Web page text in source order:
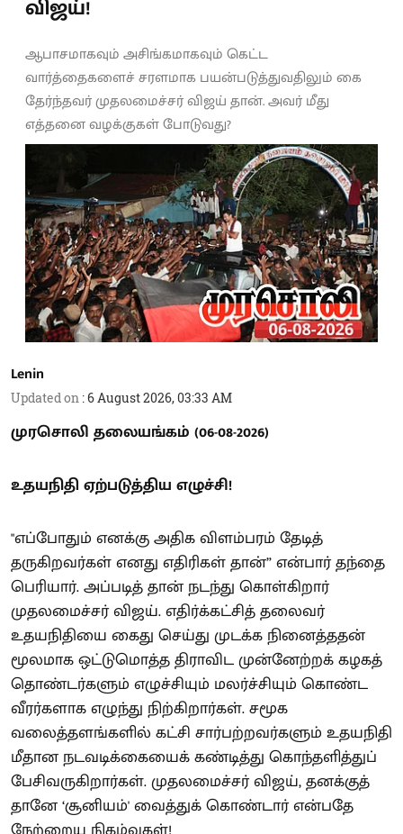
விஜய்!
ஆபாசமாகவும் அசிங்கமாகவும் கெட்ட
வார்த்தைகளைச் சரளமாக பயன்படுத்துவதிலும் கை
தேர்ந்தவர் முதலமைச்சர் விஜய் தான். அவர் மீது
எத்தனை வழக்குகள் போடுவது?
Lenin
Updated on :6 August 2026, 03:33 AM
முரசொலி தலையங்கம் (06-08-2026)
உதயநிதி ஏற்படுத்திய எழுச்சி!
"எப்போதும் எனக்கு அதிக விளம்பரம் தேடித்
தருகிறவர்கள் எனது எதிரிகள் தான்” என்பார் தந்தை
பெரியார். அப்படித் தான் நடந்து கொள்கிறார்
முதலமைச்சர் விஜய். எதிர்க்கட்சித் தலைவர்
உதயநிதியை கைது செய்து முடக்க நினைத்ததன்
மூலமாக ஒட்டுமொத்த திராவிட முன்னேற்றக் கழகத்
தொண்டர்களும் எழுச்சியும் மலர்ச்சியும் கொண்ட
வீரர்களாக எழுந்து நிற்கிறார்கள். சமூக
வலைத்தளங்களில் கட்சி சார்பற்றவர்களும் உதயநிதி
மீதான நடவடிக்கையைக் கண்டித்து கொந்தளித்துப்
பேசிவருகிறார்கள். முதலமைச்சர் விஜய், தனக்குத்
தானே ‘சூனியம்' வைத்துக் கொண்டார் என்பதே